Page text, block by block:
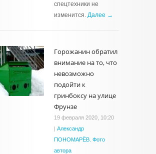
спецтехники не
изменится. Далее →
Горожанин обратил
внимание на то, что
невозможно
подойти к
гринбоксу на улице
Фрунзе
19 февраля 2020, 10:20
| Александр
ПОНОМАРЁВ. Фото
автора